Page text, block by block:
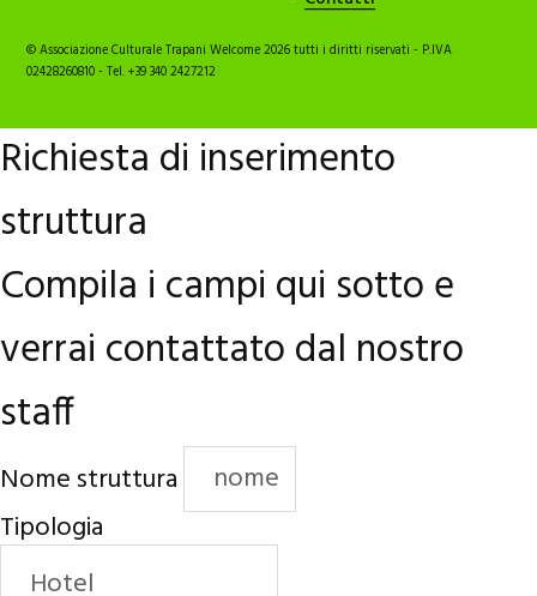
© Associazione Culturale Trapani Welcome 2026 tutti i diritti riservati - P.IVA
02428260810 - Tel. +39 340 2427212
Richiesta di inserimento
struttura
Compila i campi qui sotto e
verrai contattato dal nostro
staff
Nome struttura
Tipologia